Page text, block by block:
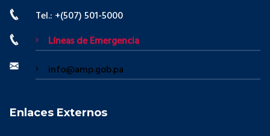
Tel.: +(507) 501-5000
Líneas de Emergencia
info@amp.gob.pa
Enlaces Externos